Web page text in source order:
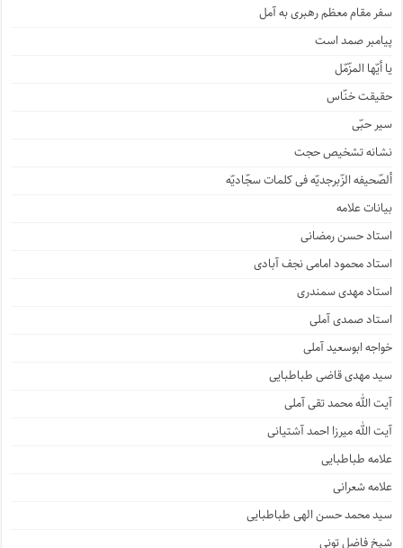
سفر مقام معظم رهبری به آمل
پیامبر صمد است
یا أیّها المزّمّل
حقیقت خنّاس
سیر حبّی
نشانه تشخیص حجت
ألصّحیفه الزّبرجدیّه فی کلمات سجّادیّه
بیانات علامه
استاد حسن رمضانی
استاد محمود امامی نجف آبادی
استاد مهدی سمندری
استاد صمدی آملی
خواجه ابوسعید آملی
سید مهدی قاضی طباطبایی
آیت الله محمد تقی آملی
آیت الله میرزا احمد آشتیانی
علامه طباطبایی
علامه شعرانی
سید محمد حسن الهی طباطبایی
شیخ فاضل تونی